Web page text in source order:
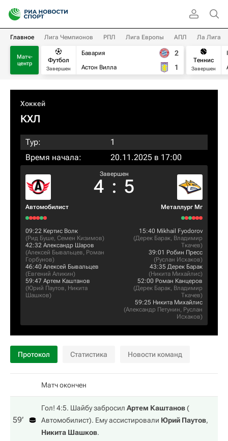
Главное Лига Чемпионов РПЛ Лига Европы АПЛ Ла Лига
Матч-
центр
Футбол
Завершен
Бавария
Астон Вилла
2
1
Теннис
Завершен
Хоккей
КХЛ
Тур:
1
Время начала:
20.11.2025 в 17:00
Автомобилист
Завершен
4 : 5
Металлург Мг
09:22 Кертис Волк
(Рид Буше, Семен Кизимов)
42:32 Александр Шаров
(Алексей Бывальцев, Роман
Горбунов)
46:40 Алексей Бывальцев
(Евгений Аликин)
59:47 Артем Каштанов
(Юрий Паутов, Никита
Шашков)
15:40 Mikhail Fyodorov
(Дерек Барак, Владимир
Ткачев)
39:01 Робин Пресс
(Руслан Исхаков)
43:35 Дерек Барак
(Никита Михайлис)
52:00 Роман Канцеров
(Дерек Барак, Владимир
Ткачев)
59:25 Никита Михайлис
(Александр Петунин, Руслан
Исхаков)
Протокол Статистика Новости команд
Матч окончен
59‎’‎
Гол! 4:5. Шайбу забросил Артем Каштанов(
Автомобилист). Ему ассистировали Юрий Паутов,
Никита Шашков.